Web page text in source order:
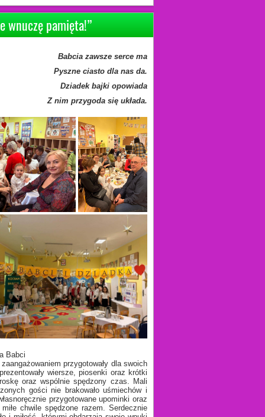
wnuczę pamięta!”
Babcia zawsze serce ma
Pyszne ciasto dla nas da.
Dziadek bajki opowiada
Z nim przygoda się układa.
Babci
przygotowały dla swoich
wiersze, piosenki oraz krótki
oraz wspólnie spędzony czas. Mali
gości nie brakowało uśmiechów i
przygotowane upominki oraz
chwile spędzone razem. Serdecznie